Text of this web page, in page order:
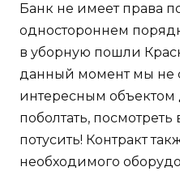
Банк не имеет права
одностороннем
в уборную пошли
данный момент мы не
интересным объектом
поболтать, посмотреть
потусить! Контракт
необходимого